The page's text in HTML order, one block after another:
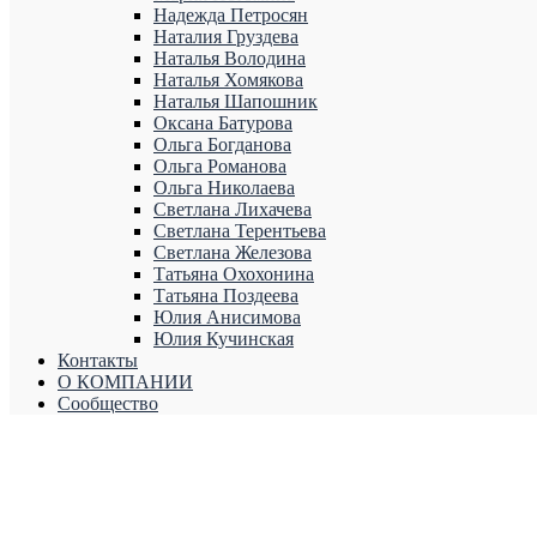
Надежда Петросян
Наталия Груздева
Наталья Володина
Наталья Хомякова
Наталья Шапошник
Оксана Батурова
Ольга Богданова
Ольга Романова
Ольга Николаева
Светлана Лихачева
Светлана Терентьева
Светлана Железова
Татьяна Охохонина
Татьяна Поздеева
Юлия Анисимова
Юлия Кучинская
Контакты
О КОМПАНИИ
Сообщество